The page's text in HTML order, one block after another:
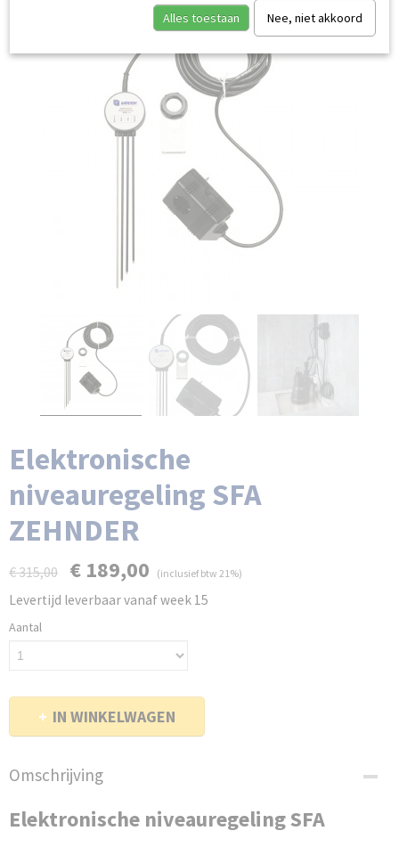
Elektronische
niveauregeling SFA
ZEHNDER
€ 315,00 € 189,00 (inclusief btw 21%)
Levertijd leverbaar vanaf week 15
Aantal
IN WINKELWAGEN
Omschrijving
Elektronische niveauregeling SFA
Alles toestaan Nee, niet akkoord